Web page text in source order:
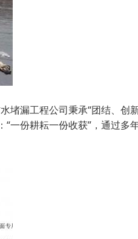
漏工程公司秉承“团结、创
一份耕耘一份收获”，通过